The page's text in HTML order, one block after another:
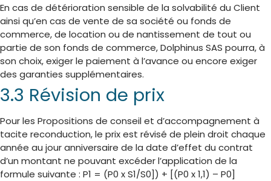
En cas de détérioration sensible de la solvabilité du Client
ainsi qu’en cas de vente de sa société ou fonds de
commerce, de location ou de nantissement de tout ou
partie de son fonds de commerce, Dolphinus SAS pourra, à
son choix, exiger le paiement à l’avance ou encore exiger
des garanties supplémentaires.
3.3 Révision de prix
Pour les Propositions de conseil et d’accompagnement à
tacite reconduction, le prix est révisé de plein droit chaque
année au jour anniversaire de la date d’effet du contrat
d’un montant ne pouvant excéder l’application de la
formule suivante : P1 = (P0 x S1/S0]) + [(P0 x 1,1) – P0]